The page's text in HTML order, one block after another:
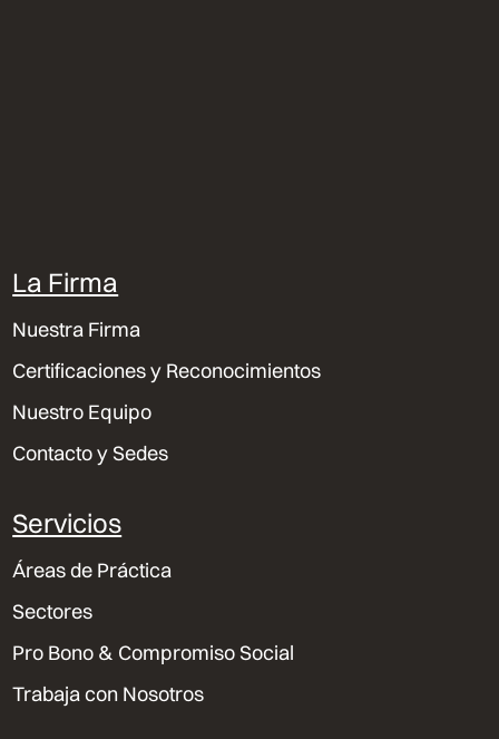
La Firma
Nuestra Firma
Certificaciones y Reconocimientos
Nuestro Equipo
Contacto y Sedes
Servicios
Áreas de Práctica
Sectores
Pro Bono & Compromiso Social
Trabaja con Nosotros